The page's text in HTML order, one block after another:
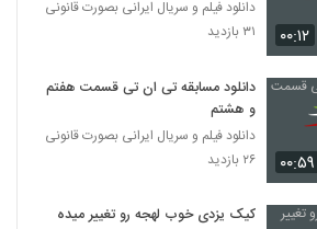
۰۰:۱۲
دانلود فیلم و سریال ایرانی بصورت قانونی
۳۱ بازدید
۰۰:۵۹
دانلود مسابقه تی ان تی قسمت هفتم
و هشتم
دانلود فیلم و سریال ایرانی بصورت قانونی
۲۶ بازدید
کیک یزدی خوب لهجه رو تغییر میده